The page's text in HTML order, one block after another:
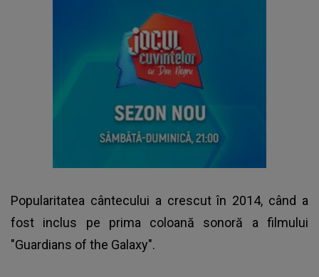
Popularitatea cântecului a crescut în 2014, când a
fost inclus pe prima coloană sonoră a filmului
"Guardians of the Galaxy".